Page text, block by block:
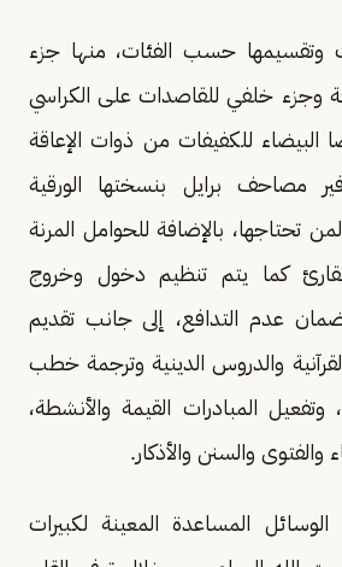
وتقسیمھا حسب الفئات، منها جزء
وجزء خلفي للقاصدات على الكراسي
البیضاء للكفیفات من ذوات الإعاقة
مصاحف برایل بنسختھا الورقیة
لمن تحتاجھا، بالإضافة للحوامل المرنة
كما یتم تنظیم دخول وخروج
عدم التدافع، إلى جانب تقدیم
والدروس الدینیة وترجمة خطب
وتفعیل المبادرات القیمة والأنشطة،
والفتوى والسنن والأذكار.
المساعدة المعينة لكبیرات